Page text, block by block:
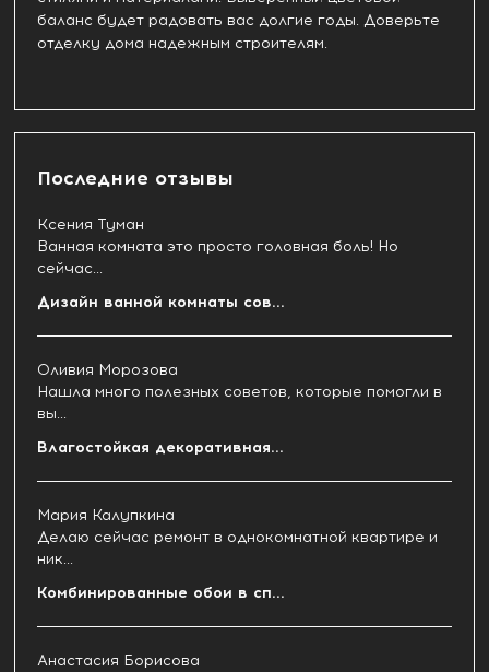
баланс будет радовать вас долгие годы. Доверьте
отделку дома надежным строителям.
Последние отзывы
Ксения Туман
Ванная комната это просто головная боль! Но
сейчас...
Дизайн ванной комнаты сов...
Оливия Морозова
Нашла много полезных советов, которые помогли в
вы...
Влагостойкая декоративная...
Мария Калупкина
Делаю сейчас ремонт в однокомнатной квартире и
ник...
Комбинированные обои в сп...
Анастасия Борисова